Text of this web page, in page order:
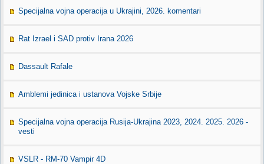
Specijalna vojna operacija u Ukrajini, 2026. komentari
Rat Izrael i SAD protiv Irana 2026
Dassault Rafale
Amblemi jedinica i ustanova Vojske Srbije
Specijalna vojna operacija Rusija-Ukrajina 2023, 2024. 2025. 2026 -
vesti
VSLR - RM-70 Vampir 4D